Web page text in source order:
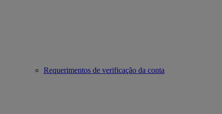
Requerimentos de verificação da conta